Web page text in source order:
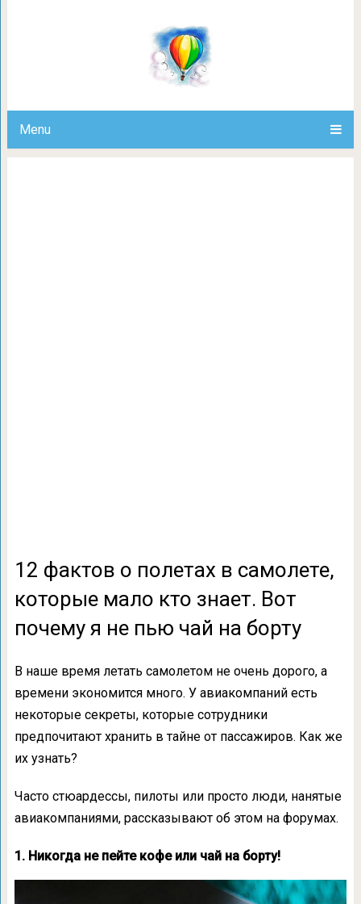
Menu
12 фактов о полетах в самолете,
12 фактов о полетах в самолете,
которые мало кто знает. Вот
почему я не пью чай на борту
В наше время летать самолетом не очень дорого, а
времени экономится много. У авиакомпаний есть
некоторые секреты, которые сотрудники
предпочитают хранить в тайне от пассажиров. Как же
их узнать?
Часто стюардессы, пилоты или просто люди, нанятые
авиакомпаниями, рассказывают об этом на форумах.
1. Никогда не пейте кофе или чай на борту!